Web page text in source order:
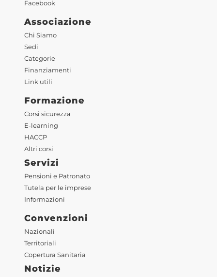
Facebook
Associazione
Chi Siamo
Sedi
Categorie
Finanziamenti
Link utili
Formazione
Corsi sicurezza
E-learning
HACCP
Altri corsi
Servizi
Pensioni e Patronato
Tutela per le imprese
Informazioni
Convenzioni
Nazionali
Territoriali
Copertura Sanitaria
Notizie